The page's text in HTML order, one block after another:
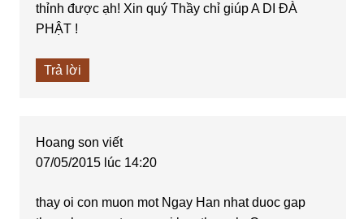
thỉnh được ạh! Xin quý Thầy chỉ giúp A DI ĐÀ
PHẬT !
Trả lời
Hoang son viết
07/05/2015 lúc 14:20
thay oi con muon mot Ngay Han nhat duoc gap